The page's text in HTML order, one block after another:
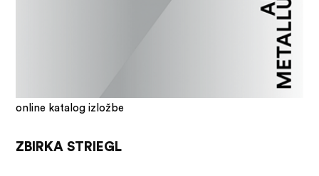
online katalog izložbe
ZBIRKA STRIEGL